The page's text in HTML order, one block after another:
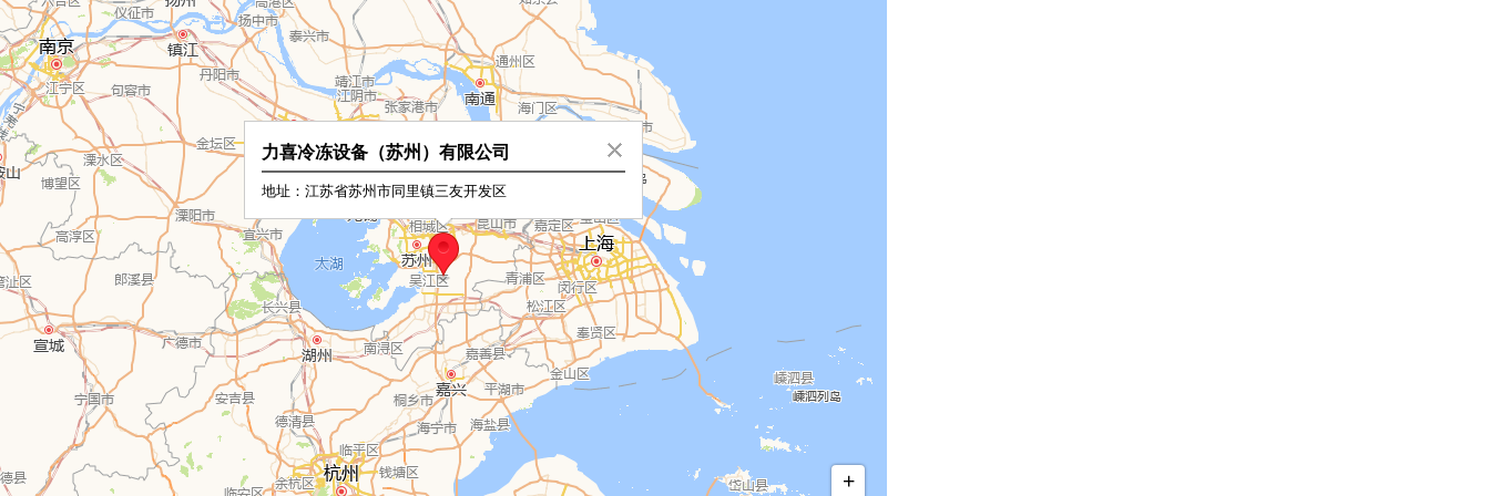
力喜冷冻设备（苏州）有限公司
地址：江苏省苏州市同里镇三友开发区
+